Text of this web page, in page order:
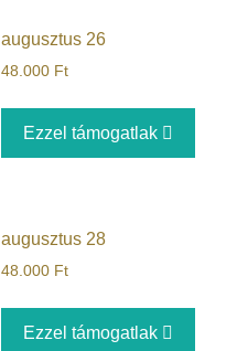
augusztus 26
48.000 Ft
Ezzel támogatlak
augusztus 28
48.000 Ft
Ezzel támogatlak